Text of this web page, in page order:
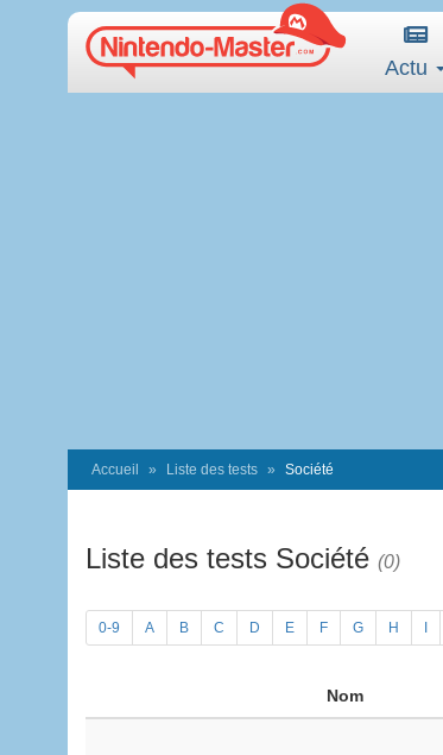
Actu
Accueil Liste des tests Société
Liste des tests Société (0)
0-9 A B C D E F G H
Nom